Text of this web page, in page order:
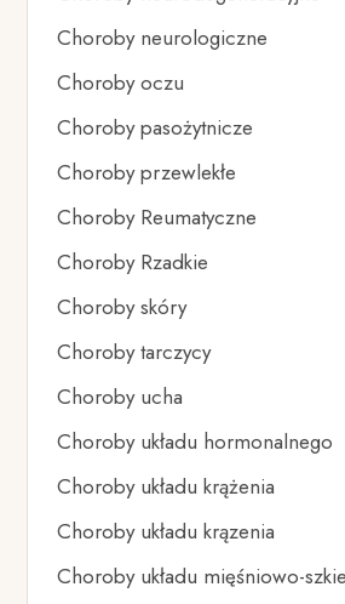
Choroby neurologiczne
Choroby oczu
Choroby pasożytnicze
Choroby przewlekłe
Choroby Reumatyczne
Choroby Rzadkie
Choroby skóry
Choroby tarczycy
Choroby ucha
Choroby układu hormonalnego
Choroby układu krążenia
Choroby układu krązenia
Choroby układu mięśniowo-